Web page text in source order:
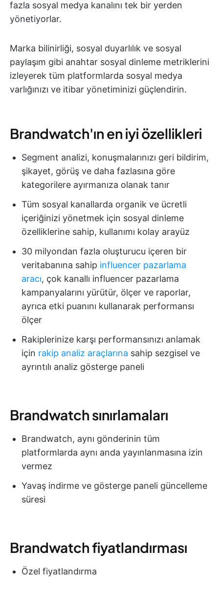
fazla sosyal medya kanalını tek bir yerden
yönetiyorlar.
Marka bilinirliği, sosyal duyarlılık ve sosyal
paylaşım gibi anahtar sosyal dinleme metriklerini
izleyerek tüm platformlarda sosyal medya
varlığınızı ve itibar yönetiminizi güçlendirin.
Brandwatch'ın en iyi özellikleri
Segment analizi, konuşmalarınızı geri bildirim,
şikayet, görüş ve daha fazlasına göre
kategorilere ayırmanıza olanak tanır
Tüm sosyal kanallarda organik ve ücretli
içeriğinizi yönetmek için sosyal dinleme
özelliklerine sahip, kullanımı kolay arayüz
30 milyondan fazla oluşturucu içeren bir
veritabanına sahip influencer pazarlama
aracı, çok kanallı influencer pazarlama
kampanyalarını yürütür, ölçer ve raporlar,
ayrıca etki puanını kullanarak performansı
ölçer
Rakiplerinize karşı performansınızı anlamak
için rakip analiz araçlarına sahip sezgisel ve
ayrıntılı analiz gösterge paneli
Brandwatch sınırlamaları
Brandwatch, aynı gönderinin tüm
platformlarda aynı anda yayınlanmasına izin
vermez
Yavaş indirme ve gösterge paneli güncelleme
süresi
Brandwatch fiyatlandırması
Özel fiyatlandırma